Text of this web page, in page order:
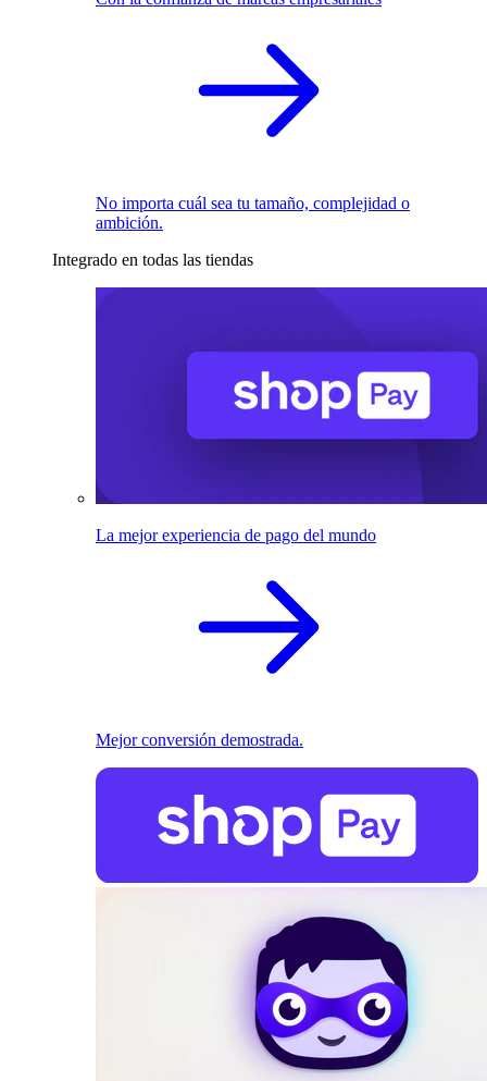
No importa cuál sea tu tamaño, complejidad o
ambición.
Integrado en todas las tiendas
La mejor experiencia de pago del mundo
Mejor conversión demostrada.